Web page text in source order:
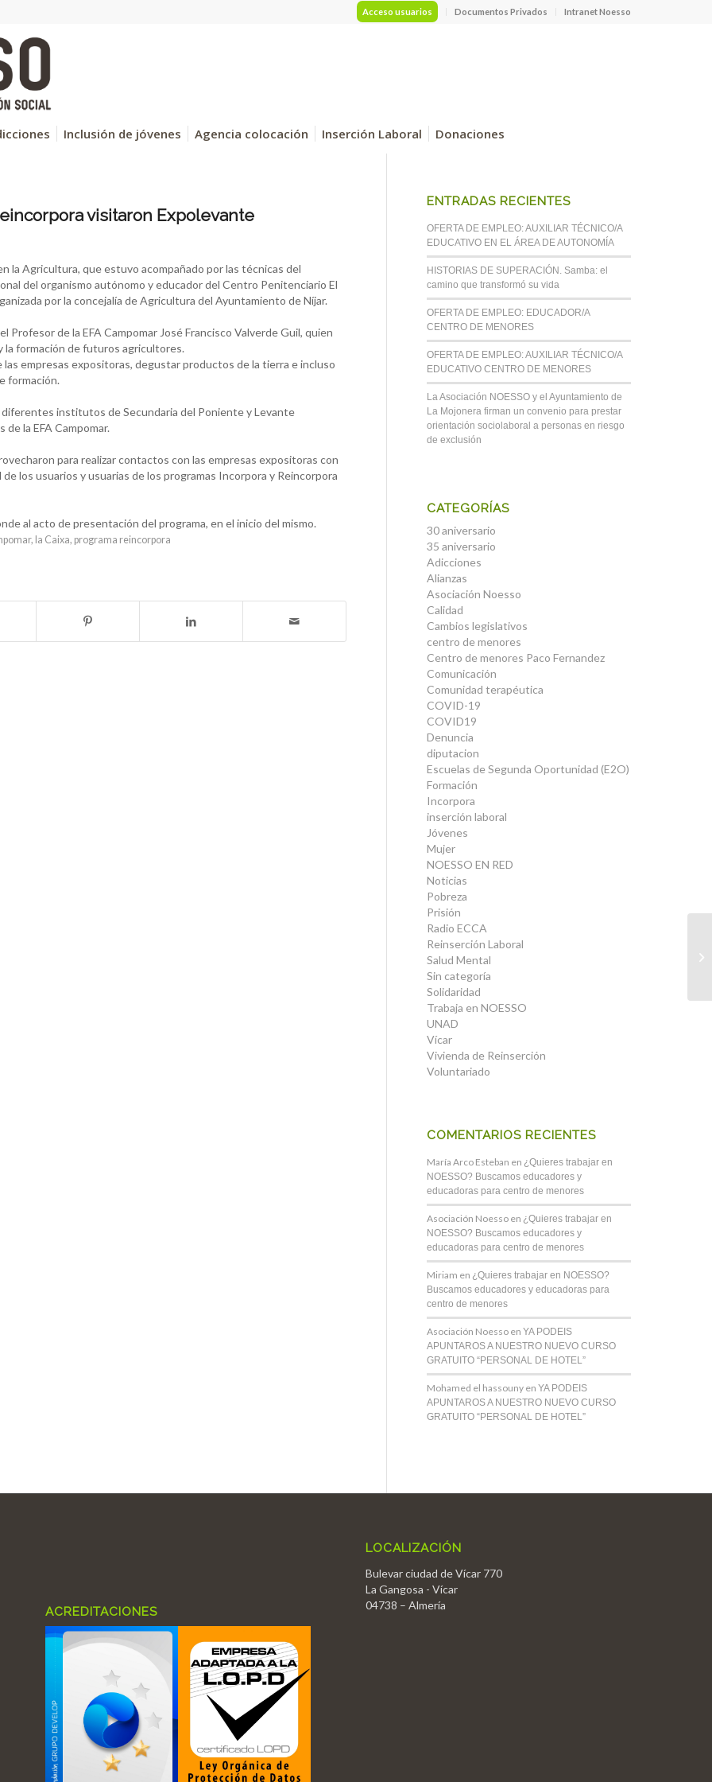
Acceso usuarios Documentos Privados Intranet Noesso
Inclusión de jóvenes Agencia colocación Inserción Laboral Donaciones
visitaron Expolevante
la Agricultura, que estuvo acompañado por las técnicas del
del organismo autónomo y educador del Centro Penitenciario El
por la concejalía de Agricultura del Ayuntamiento de Níjar.
Profesor de la EFA Campomar José Francisco Valverde Guil, quien
la formación de futuros agricultores.
empresas expositoras, degustar productos de la tierra e incluso
formación.
institutos de Secundaria del Poniente y Levante
la EFA Campomar.
para realizar contactos con las empresas expositoras con
los usuarios y usuarias de los programas Incorpora y Reincorpora
al acto de presentación del programa, en el inicio del mismo.
, la Caixa, programa reincorpora
ENTRADAS RECIENTES
OFERTA DE EMPLEO: AUXILIAR TÉCNICO/A
EDUCATIVO EN EL ÁREA DE AUTONOMÍA
HISTORIAS DE SUPERACIÓN. Samba: el
camino que transformó su vida
OFERTA DE EMPLEO: EDUCADOR/A
CENTRO DE MENORES
OFERTA DE EMPLEO: AUXILIAR TÉCNICO/A
EDUCATIVO CENTRO DE MENORES
La Asociación NOESSO y el Ayuntamiento de
La Mojonera firman un convenio para prestar
orientación sociolaboral a personas en riesgo
de exclusión
CATEGORÍAS
30 aniversario
35 aniversario
Adicciones
Alianzas
Asociación Noesso
Calidad
Cambios legislativos
centro de menores
Centro de menores Paco Fernandez
Comunicación
Comunidad terapéutica
COVID-19
COVID19
Denuncia
diputacion
Escuelas de Segunda Oportunidad (E2O)
Formación
Incorpora
inserción laboral
Jóvenes
Mujer
NOESSO EN RED
Noticias
Pobreza
Prisión
Radio ECCA
Reinserción Laboral
Salud Mental
Sin categoría
Solidaridad
Trabaja en NOESSO
UNAD
Vícar
Vivienda de Reinserción
Voluntariado
COMENTARIOS RECIENTES
María Arco Esteban en ¿Quieres trabajar en
NOESSO? Buscamos educadores y
educadoras para centro de menores
Asociación Noesso en ¿Quieres trabajar en
NOESSO? Buscamos educadores y
educadoras para centro de menores
Miriam en ¿Quieres trabajar en NOESSO?
Buscamos educadores y educadoras para
centro de menores
Asociación Noesso enYA PODEIS
APUNTAROS A NUESTRO NUEVO CURSO
GRATUITO “PERSONAL DE HOTEL”
Mohamed el hassouny enYA PODEIS
APUNTAROS A NUESTRO NUEVO CURSO
GRATUITO “PERSONAL DE HOTEL”
ACREDITACIONES
LOCALIZACIÓN
Bulevar ciudad de Vícar 770
La Gangosa - Vícar
04738 – Almería